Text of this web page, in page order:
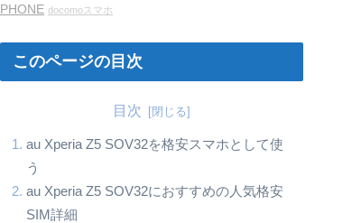
PHONE docomoスマホ
このページの目次
目次
au Xperia Z5 SOV32を格安スマホとして使
う
au Xperia Z5 SOV32におすすめの人気格安
SIM詳細